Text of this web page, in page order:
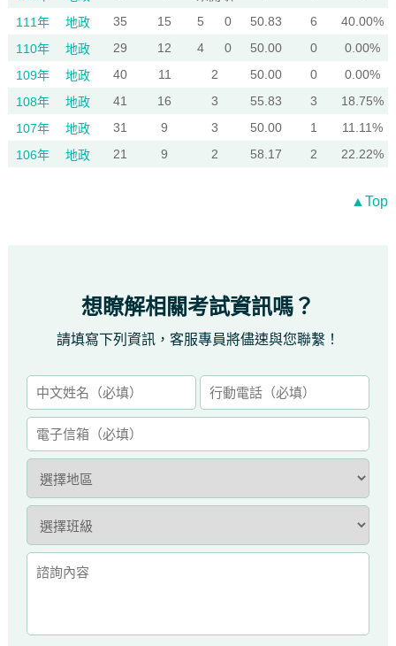
111年
地政 35 15 5 0 50.83 6
40.00%
110年
地政 29 12 4 0 50.00 0
0.00%
109年
地政 40 11 2 50.00 0
0.00%
108年
地政 41 16 3 55.83 3
18.75%
107年
地政 31 9 3 50.00 1
11.11%
106年
地政 21 9 2 58.17 2 22.22%
▲Top
想瞭解相關考試資訊嗎？
請填寫下列資訊，客服專員將儘速與您聯繫！